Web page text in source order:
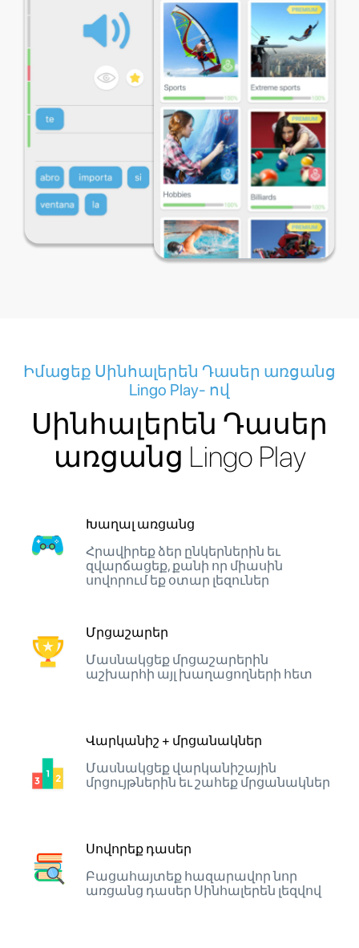
Իմացեք Սինհալերեն Դասեր առցանց
Lingo Play- ով
Սինհալերեն Դասեր
առցանց Lingo Play
Խաղալ առցանց
Հրավիրեք ձեր ընկերներին եւ
զվարճացեք, քանի որ միասին
սովորում եք օտար լեզուներ
Մրցաշարեր
Մասնակցեք մրցաշարերին
աշխարհի այլ խաղացողների հետ
Վարկանիշ + մրցանակներ
Մասնակցեք վարկանիշային
մրցույթներին եւ շահեք մրցանակներ
Սովորեք դասեր
Բացահայտեք հազարավոր նոր
առցանց դասեր Սինհալերեն լեզվով